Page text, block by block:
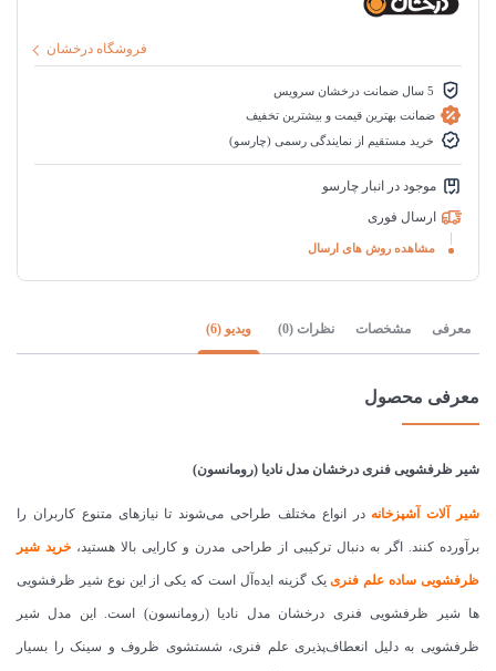
فروشگاه درخشان
5 سال ضمانت درخشان سرویس
ضمانت بهترین قیمت و بیشترین تخفیف
خرید مستقیم از نمایندگی رسمی (چارسو)
موجود در انبار چارسو
ارسال فوری
مشاهده روش های ارسال
معرفی مشخصات نظرات (0) ویدیو (6)
معرفی محصول
شیر ظرفشویی فنری درخشان مدل نادیا (رومانسون)
شیر آلات آشپزخانه در انواع مختلف طراحی می‌شوند تا نیازهای متنوع کاربران را
برآورده کنند. اگر به دنبال ترکیبی از طراحی مدرن و کارایی بالا هستید، خرید شیر
ظرفشویی ساده علم فنری یک گزینه ایده‌آل است که یکی از این نوع شیر ظرفشویی
ها شیر ظرفشویی فنری درخشان مدل نادیا (رومانسون) است. این مدل شیر
ظرفشویی به دلیل انعطاف‌پذیری علم فنری، شستشوی ظروف و سینک را بسیار